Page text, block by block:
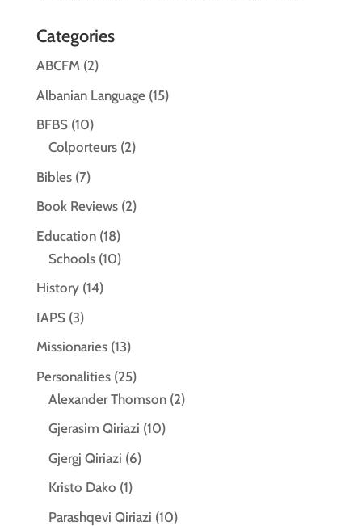
Categories
ABCFM (2)
Albanian Language(15)
BFBS(10)
Colporteurs(2)
Bibles(7)
Book Reviews(2)
Education(18)
Schools(10)
History(14)
IAPS(3)
Missionaries(13)
Personalities(25)
Alexander Thomson(2)
Gjerasim Qiriazi (10)
Gjergj Qiriazi (6)
Kristo Dako (1)
Parashqevi Qiriazi (10)